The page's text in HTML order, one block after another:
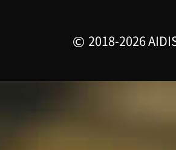
2018-2026